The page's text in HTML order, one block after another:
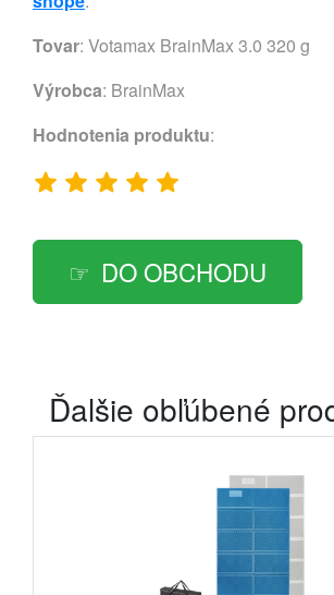
Tovar: Votamax BrainMax 3.0 320 g
Výrobca: BrainMax
Hodnotenia produktu:
DO OBCHODU
Ďalšie obľúbené